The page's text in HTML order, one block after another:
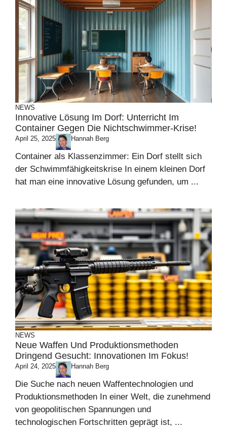
NEWS
Innovative Lösung Im Dorf: Unterricht Im
Container Gegen Die Nichtschwimmer-Krise!
April 25, 2025 Hannah Berg
Container als Klassenzimmer: Ein Dorf stellt sich
der Schwimmfähigkeitskrise In einem kleinen Dorf
hat man eine innovative Lösung gefunden, um ...
NEWS
Neue Waffen Und Produktionsmethoden
Dringend Gesucht: Innovationen Im Fokus!
April 24, 2025 Hannah Berg
Die Suche nach neuen Waffentechnologien und
Produktionsmethoden In einer Welt, die zunehmend
von geopolitischen Spannungen und
technologischen Fortschritten geprägt ist, ...